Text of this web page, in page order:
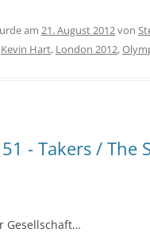
am 21. August 2012von
Kevin Hart, London 2012,
- Takers / The
Gesellschaft…